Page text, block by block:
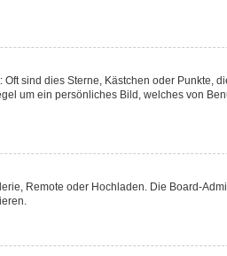
sind dies Sterne, Kästchen oder Punkte,
um ein persönliches Bild, welches von
Remote oder Hochladen. Die Board-